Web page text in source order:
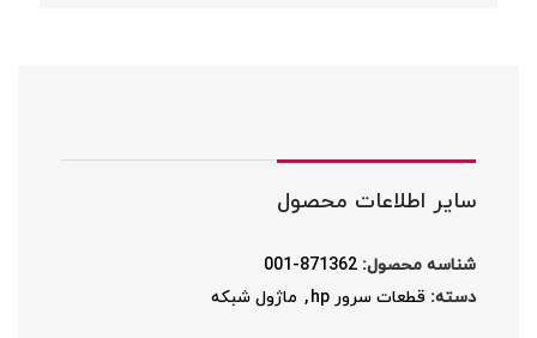
سایر اطلاعات محصول
شناسه محصول: 871362-001
دسته: قطعات سرور hp , ماژول شبکه